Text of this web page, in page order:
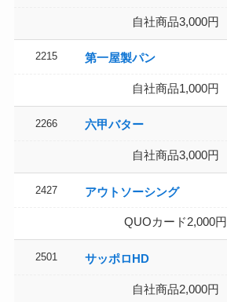
自社商品3,000円
2215 第一屋製パン
自社商品1,000円
2266 六甲バター
自社商品3,000円
2427 アウトソーシング
QUOカード2,000円
2501 サッポロHD
自社商品2,000円